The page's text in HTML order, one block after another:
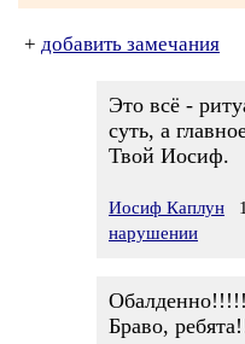
+ добавить замечания
Это всё -
суть, а
Твой Иосиф.
Иосиф Каплун
нарушении
Браво,